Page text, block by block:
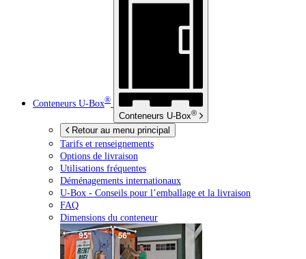
Conteneurs U-Box®
Conteneurs U-Box®
Retour au menu principal
Tarifs et renseignements
Options de livraison
Utilisations fréquentes
Déménagements internationaux
U-Box - Conseils pour l’emballage et la livraison
FAQ
Dimensions du conteneur